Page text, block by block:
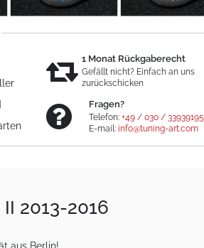
1 Monat Rückgaberecht
Gefällt nicht? Einfach an uns
zurückschicken
Fragen?
Telefon:+49 / 030 / 33939195
E-mail:info@tuning-art.com
2013-2016